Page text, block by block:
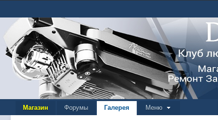
Магазин Форумы Галерея Меню